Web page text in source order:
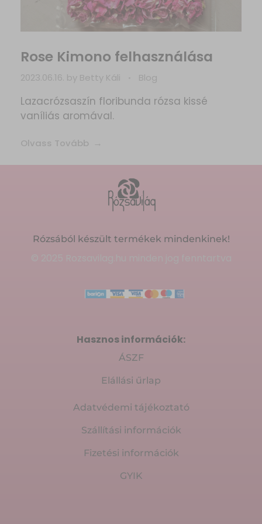
Rose Kimono felhasználása
2023.06.16. by Betty Káli Blog
Lazacrózsaszín floribunda rózsa kissé
vaníliás aromával.
Olvass Tovább
Rózsából készült termékek mindenkinek!
Hasznos információk:
ÁSZF
Elállási űrlap
Adatvédemi tájékoztató
Szállítási információk
Fizetési információk
GYIK